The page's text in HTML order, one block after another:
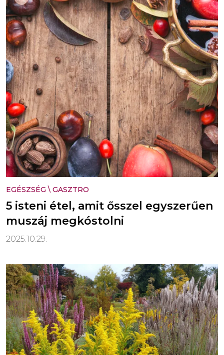
EGÉSZSÉG \ GASZTRO
5 isteni étel, amit ősszel egyszerűen
muszáj megkóstolni
2025.10.29.